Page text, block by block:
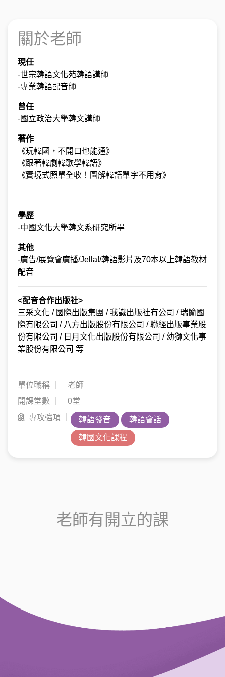
關於老師
現任
-世宗韓語文化苑韓語講師
-專業韓語配音師
曾任
-國立政治大學韓文講師
著作
《玩韓國，不開口也能通》
《跟著韓劇韓歌學韓語》
《實境式照單全收！圖解韓語單字不用背》
學歷
-中國文化大學韓文系研究所畢
其他
-廣告/展覽會廣播/Jella!/韓語影片及70本以上韓語教材
配音
<配音合作出版社>
三采文化 / 國際出版集團 / 我識出版社有公司 / 瑞籣國
際有限公司 / 八方出版股份有限公司 / 聯經出版事業股
份有限公司 / 日月文化出版股份有限公司 / 幼獅文化事
業股份有限公司 等
單位職稱 ｜
老師
開課堂數 ｜
0堂
專攻強項 ｜
韓語發音 韓語會話
韓國文化課程
老師有開立的課